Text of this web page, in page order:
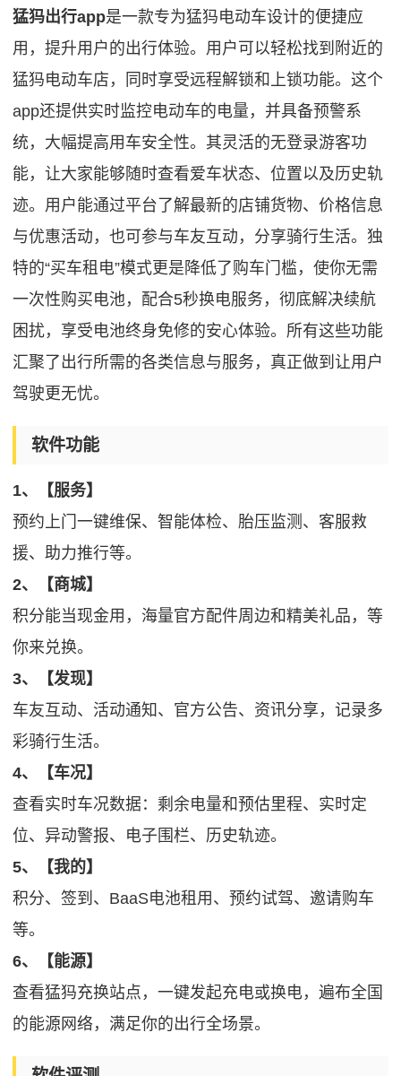
猛犸出行app是一款专为猛犸电动车设计的便捷应
用，提升用户的出行体验。用户可以轻松找到附近的
猛犸电动车店，同时享受远程解锁和上锁功能。这个
app还提供实时监控电动车的电量，并具备预警系
统，大幅提高用车安全性。其灵活的无登录游客功
能，让大家能够随时查看爱车状态、位置以及历史轨
迹。用户能通过平台了解最新的店铺货物、价格信息
与优惠活动，也可参与车友互动，分享骑行生活。独
特的“买车租电”模式更是降低了购车门槛，使你无需
一次性购买电池，配合5秒换电服务，彻底解决续航
困扰，享受电池终身免修的安心体验。所有这些功能
汇聚了出行所需的各类信息与服务，真正做到让用户
驾驶更无忧。
软件功能
1、【服务】
预约上门一键维保、智能体检、胎压监测、客服救
援、助力推行等。
2、【商城】
积分能当现金用，海量官方配件周边和精美礼品，等
你来兑换。
3、【发现】
车友互动、活动通知、官方公告、资讯分享，记录多
彩骑行生活。
4、【车况】
查看实时车况数据：剩余电量和预估里程、实时定
位、异动警报、电子围栏、历史轨迹。
5、【我的】
积分、签到、BaaS电池租用、预约试驾、邀请购车
等。
6、【能源】
查看猛犸充换站点，一键发起充电或换电，遍布全国
的能源网络，满足你的出行全场景。